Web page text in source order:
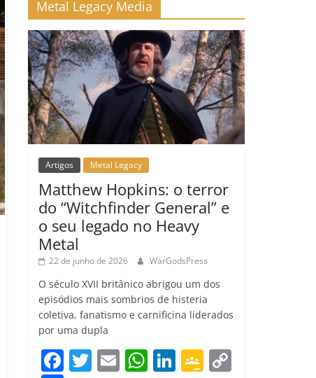
Metal Legacy Media
Artigos Metal Legacy
Matthew Hopkins: o terror
do “Witchfinder General” e
o seu legado no Heavy
Metal
22 de junho de 2026 WarGodsPress
O século XVII britânico abrigou um dos
episódios mais sombrios de histeria
coletiva, fanatismo e carnificina liderados
por uma dupla
F T E W Li G